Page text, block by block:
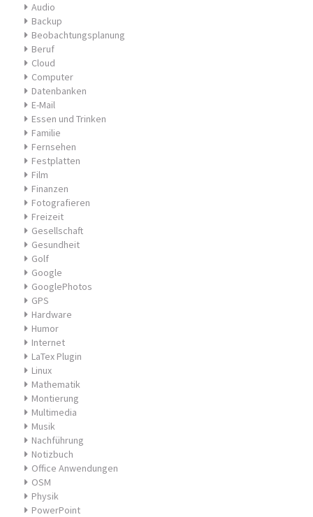
Audio
Backup
Beobachtungsplanung
Beruf
Cloud
Computer
Datenbanken
E-Mail
Essen und Trinken
Familie
Fernsehen
Festplatten
Film
Finanzen
Fotografieren
Freizeit
Gesellschaft
Gesundheit
Golf
Google
GooglePhotos
GPS
Hardware
Humor
Internet
LaTex Plugin
Linux
Mathematik
Montierung
Multimedia
Musik
Nachführung
Notizbuch
Office Anwendungen
OSM
Physik
PowerPoint